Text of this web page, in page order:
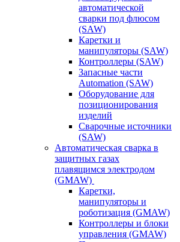
автоматической
сварки под флюсом
(SAW)
Каретки и
манипуляторы (SAW)
Контроллеры (SAW)
Запасные части
Automation (SAW)
Оборудование для
позиционирования
изделий
Сварочные источники
(SAW)
Автоматическая сварка в
защитных газах
плавящимся электродом
(GMAW)
Каретки,
манипуляторы и
роботизация (GMAW)
Контроллеры и блоки
управления (GMAW)